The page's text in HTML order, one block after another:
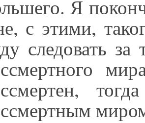
Я
с этими,
следовать